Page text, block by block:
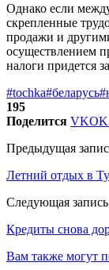
Однако если
скрепленные
продажи и
осуществлением
налоги придется
#tochka#беларусь
195
Поделится VK
Предыдущая
Летний отдых в
Следующая запись
Кредиты снова
Вам также могут